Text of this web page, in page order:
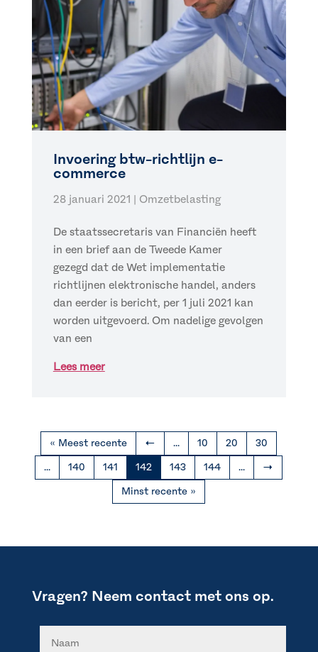
Invoering btw-richtlijn e-
commerce
28 januari 2021 | Omzetbelasting
De staatssecretaris van Financiën heeft
in een brief aan de Tweede Kamer
gezegd dat de Wet implementatie
richtlijnen elektronische handel, anders
dan eerder is bericht, per 1 juli 2021 kan
worden uitgevoerd. Om nadelige gevolgen
van een
Lees meer
« Meest recente ← ... 10 20
30
...
140 141 142 143 144 ...
→
Minst recente »
Vragen? Neem contact met ons op.